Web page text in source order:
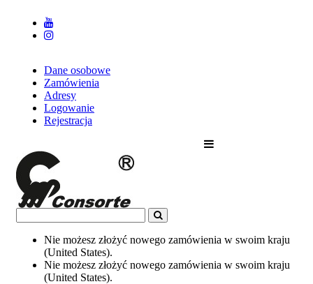
Dane osobowe
Zamówienia
Adresy
Logowanie
Rejestracja
Nie możesz złożyć nowego zamówienia w swoim kraju
(United States).
Nie możesz złożyć nowego zamówienia w swoim kraju
(United States).